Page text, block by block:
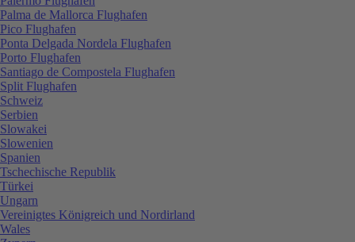
Palma de Mallorca Flughafen
Pico Flughafen
Ponta Delgada Nordela Flughafen
Porto Flughafen
Santiago de Compostela Flughafen
Split Flughafen
Schweiz
Serbien
Slowakei
Slowenien
Spanien
Tschechische Republik
Türkei
Ungarn
Vereinigtes Königreich und Nordirland
Wales